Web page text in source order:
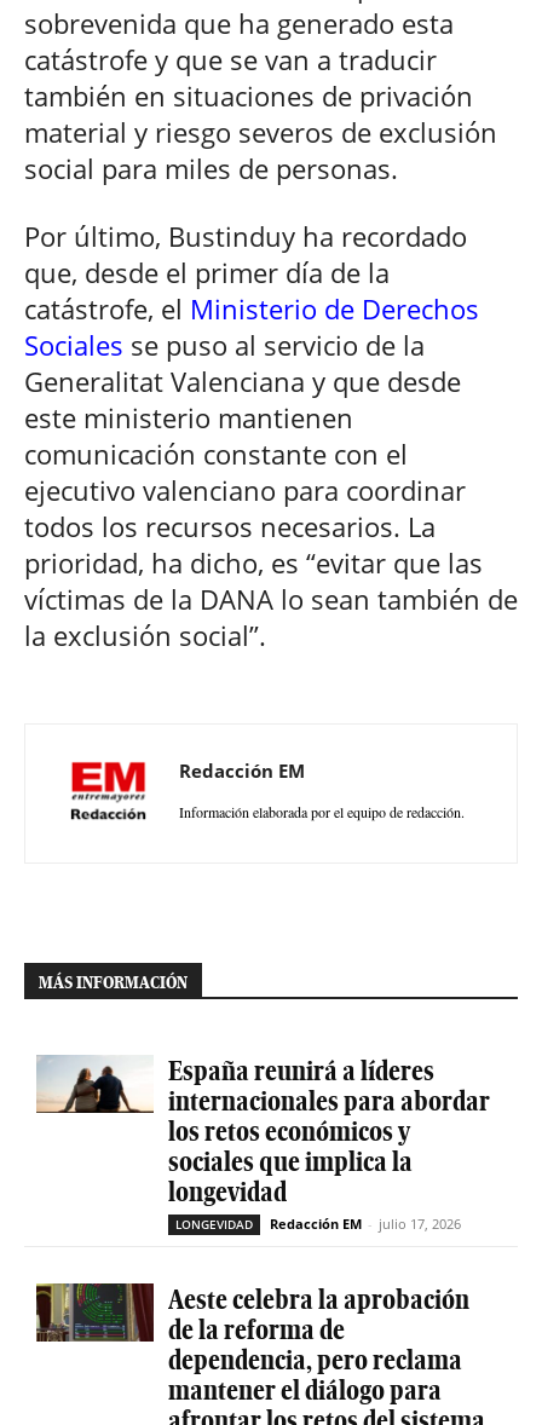
sobrevenida que ha generado esta
catástrofe y que se van a traducir
también en situaciones de privación
material y riesgo severos de exclusión
social para miles de personas.
Por último, Bustinduy ha recordado
que, desde el primer día de la
catástrofe, el Ministerio de Derechos
Sociales se puso al servicio de la
Generalitat Valenciana y que desde
este ministerio mantienen
comunicación constante con el
ejecutivo valenciano para coordinar
todos los recursos necesarios. La
prioridad, ha dicho, es “evitar que las
víctimas de la DANA lo sean también de
la exclusión social”.
Redacción EM
Información elaborada por el equipo de redacción.
MÁS INFORMACIÓN
España reunirá a líderes
internacionales para abordar
los retos económicos y
sociales que implica la
longevidad
LONGEVIDAD Redacción EM - julio 17, 2026
Aeste celebra la aprobación
de la reforma de
dependencia, pero reclama
mantener el diálogo para